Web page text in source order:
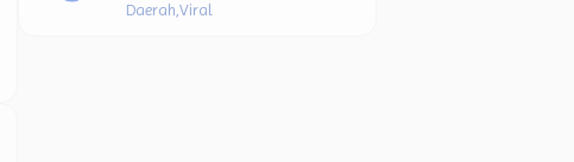
Daerah Viral
Maulid Nabi, Jadikan